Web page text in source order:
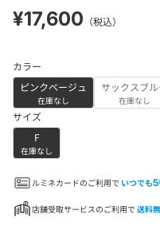
¥17,600 （税込）
カラー
ピンクベージュ
在庫なし
サックスブル
在庫なし
サイズ
F
在庫なし
ルミネカードのご利用で いつでも5
店舗受取サービスのご利用で 送料